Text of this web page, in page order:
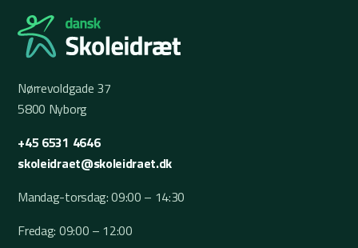
Nørrevoldgade 37
5800 Nyborg
+45 6531 4646
skoleidraet@skoleidraet.dk
Mandag-torsdag: 09:00 – 14:30
Fredag: 09:00 – 12:00